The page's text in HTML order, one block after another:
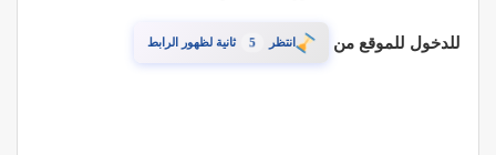
للدخول للموقع من انتظر 4 ثانية لظهور الرابط